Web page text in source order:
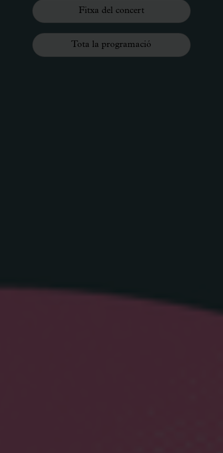
Fitxa del concert
Tota la programació